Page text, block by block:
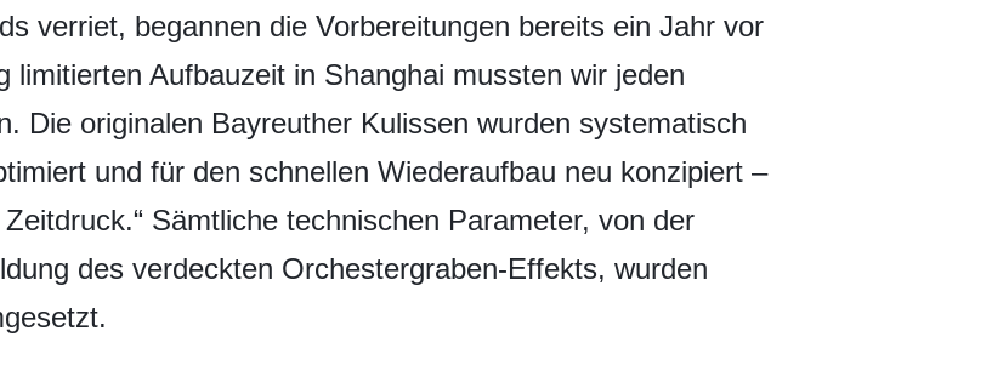
verriet, begannen die Vorbereitungen bereits ein Jahr vor
limitierten Aufbauzeit in Shanghai mussten wir jeden
Die originalen Bayreuther Kulissen wurden systematisch
und für den schnellen Wiederaufbau neu konzipiert –
Sämtliche technischen Parameter, von der
des verdeckten Orchestergraben-Effekts, wurden